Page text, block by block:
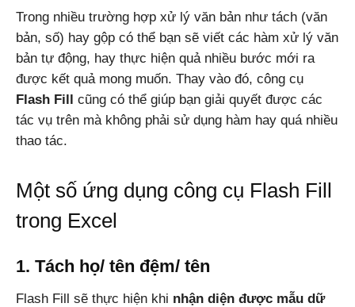
Internet,
Windows,
Android
Trong nhiều trường hợp xử lý văn bản như tách (văn
bản, số) hay gộp có thể bạn sẽ viết các hàm xử lý văn
bản tự động, hay thực hiện quả nhiều bước mới ra
được kết quả mong muốn. Thay vào đó, công cụ
Flash Fill cũng có thể giúp bạn giải quyết được các
tác vụ trên mà không phải sử dụng hàm hay quá nhiều
thao tác.
Một số ứng dụng công cụ Flash Fill
trong Excel
1. Tách họ/ tên đệm/ tên
Flash Fill sẽ thực hiện khi nhận diện được mẫu dữ